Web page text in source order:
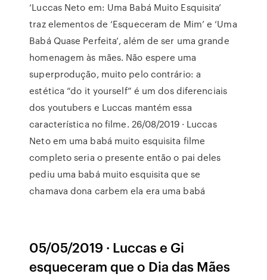
‘Luccas Neto em: Uma Babá Muito Esquisita’
traz elementos de ‘Esqueceram de Mim’ e ‘Uma
Babá Quase Perfeita’, além de ser uma grande
homenagem às mães. Não espere uma
superprodução, muito pelo contrário: a
estética “do it yourself” é um dos diferenciais
dos youtubers e Luccas mantém essa
característica no filme. 26/08/2019 · Luccas
Neto em uma babá muito esquisita filme
completo seria o presente então o pai deles
pediu uma babá muito esquisita que se
chamava dona carbem ela era uma babá
05/05/2019 · Luccas e Gi
esqueceram que o Dia das Mães